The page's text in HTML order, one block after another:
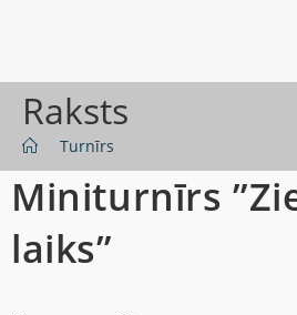
Raksts
Turnīrs
Miniturnīrs
laiks”